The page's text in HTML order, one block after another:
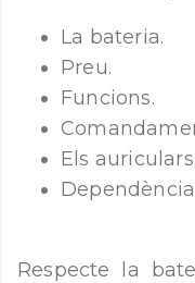
La bateria.
Preu.
Funcions.
Els auriculars.
Respecte la